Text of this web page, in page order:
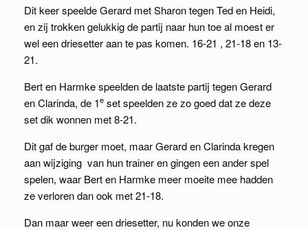
Dit keer speelde Gerard met Sharon tegen Ted en Heidi,
en zij trokken gelukkig de partij naar hun toe al moest er
wel een driesetter aan te pas komen. 16-21 , 21-18 en 13-
21.
Bert en Harmke speelden de laatste partij tegen Gerard
en Clarinda, de 1e set speelden ze zo goed dat ze deze
set dik wonnen met 8-21.
Dit gaf de burger moet, maar Gerard en Clarinda kregen
aan wijziging van hun trainer en gingen een ander spel
spelen, waar Bert en Harmke meer moeite mee hadden
ze verloren dan ook met 21-18.
Dan maar weer een driesetter, nu konden we onze